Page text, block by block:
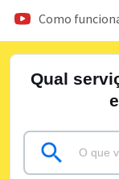
Como
Qual